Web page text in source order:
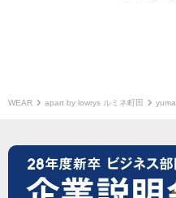
WEAR apart by lowrys ルミネ町田 yuma